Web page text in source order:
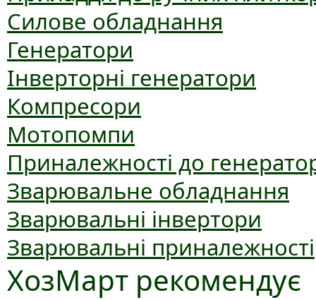
Силове обладнання
Генератори
Інверторні генератори
Компресори
Мотопомпи
Приналежності до
Зварювальне обладнання
Зварювальні інвертори
Зварювальні приналежності
ХозМарт рекомендує